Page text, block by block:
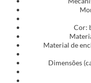
Cor:
Material de
Dimensões